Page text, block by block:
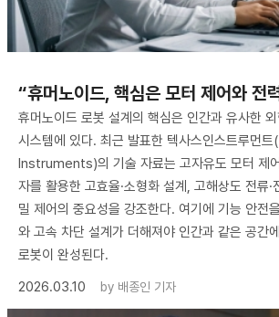
“휴머노이드, 핵심은 모터 제어와 전
휴머노이드 로봇 설계의 핵심은 인간과 유사한
시스템에 있다. 최근 발표한 텍사스인스트루먼
Instruments)의 기술 자료는 고자유도 모터 제
자를 활용한 고효율·소형화 설계, 고해상도 전류·
밀 제어의 중요성을 강조한다. 여기에 기능 안전
와 고속 차단 설계가 더해져야 인간과 같은 공간
로봇이 완성된다.
2026.03.10
by 배종인 기자